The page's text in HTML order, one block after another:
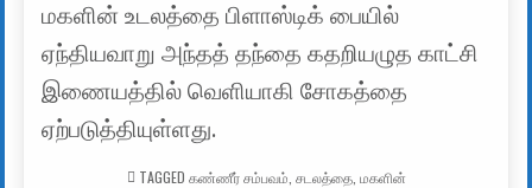
மகளின் உடலத்தை பிளாஸ்டிக் பையில்
ஏந்தியவாறு அந்தத் தந்தை கதறியழுத காட்சி
இணையத்தில் வெளியாகி சோகத்தை
ஏற்படுத்தியுள்ளது.
TAGGED கண்ணீர் சம்பவம் சடலத்தை, மகளின்